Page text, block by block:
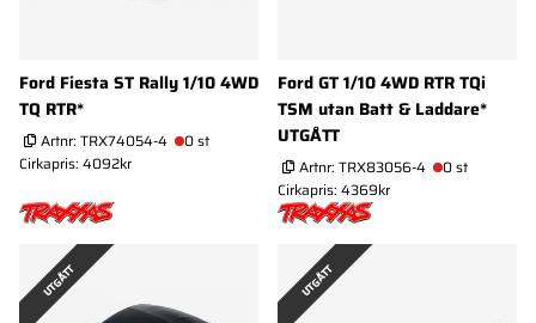
Ford Fiesta ST Rally 1/10 4WD
TQ RTR*
Artnr: TRX74054-4
0 st
Cirkapris: 4092kr
Ford GT 1/10 4WD RTR TQi
TSM utan Batt & Laddare*
UTGÅTT
Artnr: TRX83056-4
0 st
Cirkapris: 4369kr
UTGÅTT UTGÅTT